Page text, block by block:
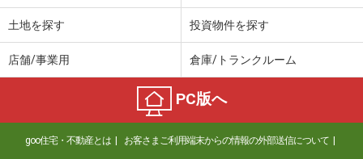
土地を探す 投資物件を探す
店舗/事業用 倉庫/トランクルーム
PC版へ
goo住宅・不動産とは お客さまご利用端末からの情報の外部送信について